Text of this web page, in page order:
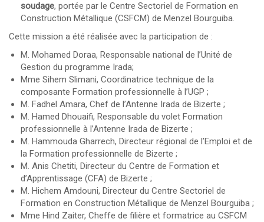
soudage, portée par le Centre Sectoriel de Formation en
Construction Métallique (CSFCM) de Menzel Bourguiba.
Cette mission a été réalisée avec la participation de :
M. Mohamed Doraa, Responsable national de l’Unité de
Gestion du programme Irada;
Mme Sihem Slimani, Coordinatrice technique de la
composante Formation professionnelle à l’UGP ;
M. Fadhel Amara, Chef de l’Antenne Irada de Bizerte ;
M. Hamed Dhouaifi, Responsable du volet Formation
professionnelle à l’Antenne Irada de Bizerte ;
M. Hammouda Gharrech, Directeur régional de l’Emploi et de
la Formation professionnelle de Bizerte ;
M. Anis Chetiti, Directeur du Centre de Formation et
d’Apprentissage (CFA) de Bizerte ;
M. Hichem Amdouni, Directeur du Centre Sectoriel de
Formation en Construction Métallique de Menzel Bourguiba ;
Mme Hind Zaiter, Cheffe de filière et formatrice au CSFCM